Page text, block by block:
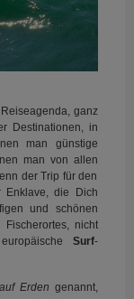
ganz
Destinationen, in
man günstige
man von allen
der Trip für den
Enklave, die Dich
und schönen
nicht
Surf-
Erden genannt,